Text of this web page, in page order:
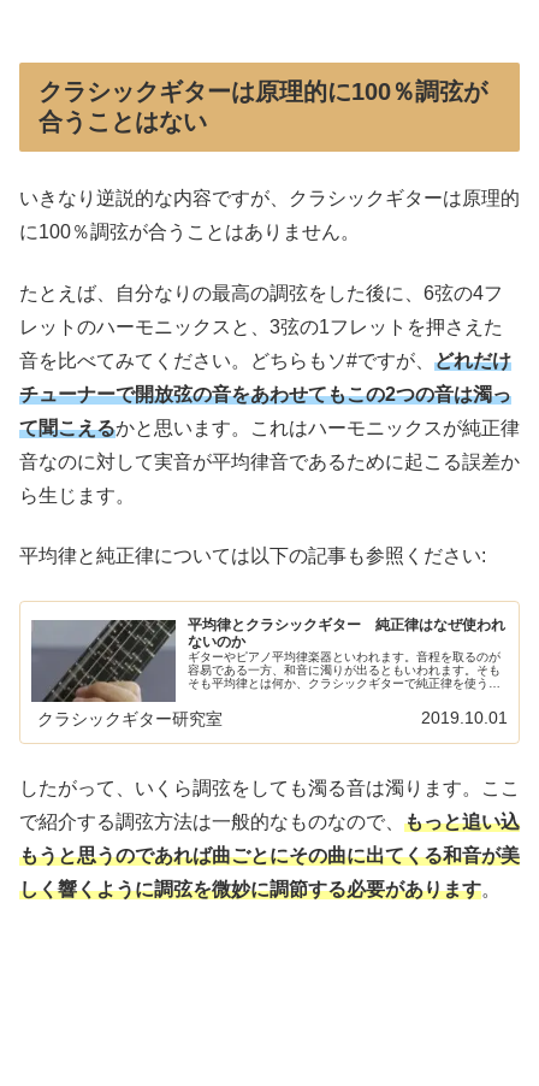
クラシックギターは原理的に100％調弦が
合うことはない
いきなり逆説的な内容ですが、クラシックギターは原理的
に100％調弦が合うことはありません。
たとえば、自分なりの最高の調弦をした後に、6弦の4フ
レットのハーモニックスと、3弦の1フレットを押さえた
音を比べてみてください。どちらもソ#ですが、 どれだけ
チューナーで開放弦の音をあわせてもこの2つの音は濁っ
て聞こえるかと思います。これはハーモニックスが純正律
音なのに対して実音が平均律音であるために起こる誤差か
ら生じます。
平均律と純正律については以下の記事も参照ください:
平均律とクラシックギター 純正律はなぜ使われ
ないのか
ギターやピアノ平均律楽器といわれます。音程を取るのが
容易である一方、和音に濁りが出るともいわれます。そも
そも平均律とは何か、クラシックギターで純正律を使う方
しく響く和音」とは？まず基礎知識...
クラシックギター研究室 2019.10.01
したがって、いくら調弦をしても濁る音は濁ります。ここ
で紹介する調弦方法は一般的なものなので、 もっと追い込
もうと思うのであれば曲ごとにその曲に出てくる和音が美
しく響くように調弦を微妙に調節する必要があります。